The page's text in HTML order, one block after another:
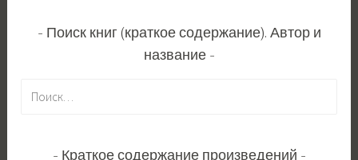
Поиск книг (краткое содержание). Автор и
название
Краткое содержание произведений